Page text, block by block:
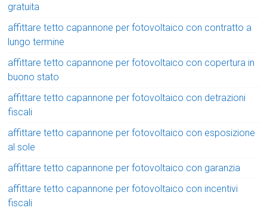
gratuita
affittare tetto capannone per fotovoltaico con contratto a
lungo termine
affittare tetto capannone per fotovoltaico con copertura in
buono stato
affittare tetto capannone per fotovoltaico con detrazioni
fiscali
affittare tetto capannone per fotovoltaico con esposizione
al sole
affittare tetto capannone per fotovoltaico con garanzia
affittare tetto capannone per fotovoltaico con incentivi
fiscali